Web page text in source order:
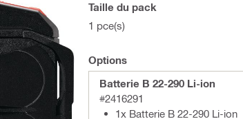
Taille du pack
1 pce(s)
Options
Batterie B 22-290 Li-ion
#2416291
1x Batterie B 22-290 Li-ion